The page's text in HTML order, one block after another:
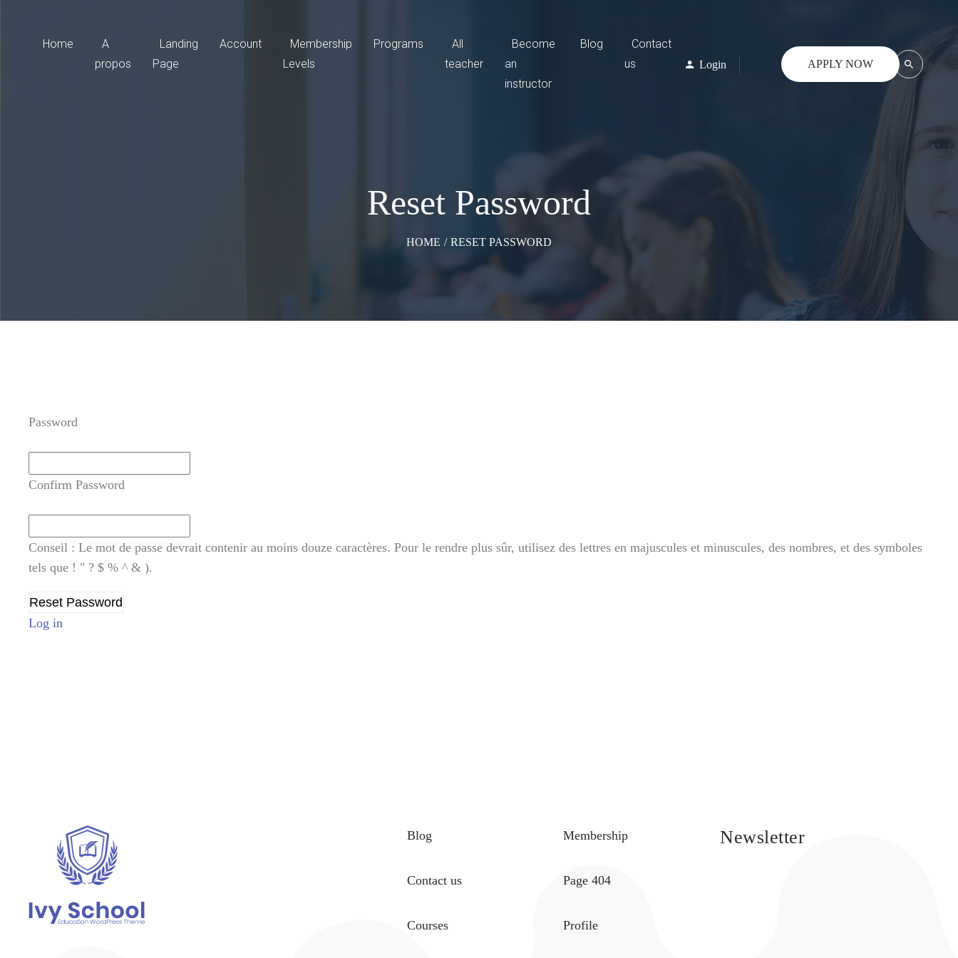
Home
A
propos
Landing
Page
Account
Membership
Levels
Programs
All
teacher
Become
an
instructor
Blog
Contact
us
Login APPLY NOW
Reset Password
HOME / RESET PASSWORD
Password
Confirm Password
Conseil : Le mot de passe devrait contenir au moins douze caractères. Pour le rendre plus sûr, utilisez des lettres en majuscules et minuscules, des nombres, et des symboles
tels que ! " ? $ % ^ & ).
Log in
Blog
Contact us
Courses
Membership
Page 404
Profile
Newsletter